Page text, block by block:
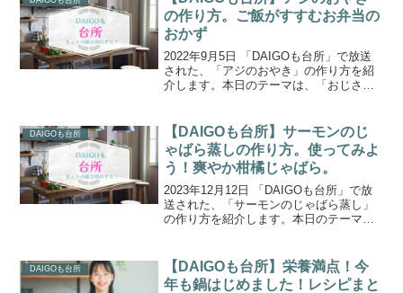
うお悩みに答...
の作り方。ご飯がすすむお弁当の
おかず
2022年9月5日 「DAIGOも台所」で放送
された、「アジのおやき」の作り方を紹
介します。本日のテーマは、「おじさん
いうお悩みに答えた『ご飯がすすむ！お
弁当のおかず！...
DAIGOも台所
【DAIGOも台所】サーモンのじ
ゃばら蒸しの作り方。使ってみよ
う！爽やか柑橘じゃばら。
2023年12月12日 「DAIGOも台所」で放
送された、「サーモンのじゃばら蒸し」
の作り方を紹介します。本日のテーマは
「じゃばら」を使い、爽やかな酸味を活
かした、簡単でサッ...
DAIGOも台所
【DAIGOも台所】栄養満点！今
年も鍋はじめました！レシピまと